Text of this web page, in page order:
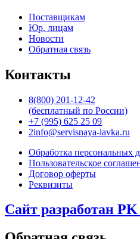
Поставщикам
Юр. лицам
Новости
Обратная связь
Контакты
8(800) 201-12-42
(бесплатный по России)
+7 (995) 625 25 09
2info@servisnaya-lavka.ru
Обработка персональных
Пользовательское
Договор оферты
Реквизиты
Сайт разработан PK